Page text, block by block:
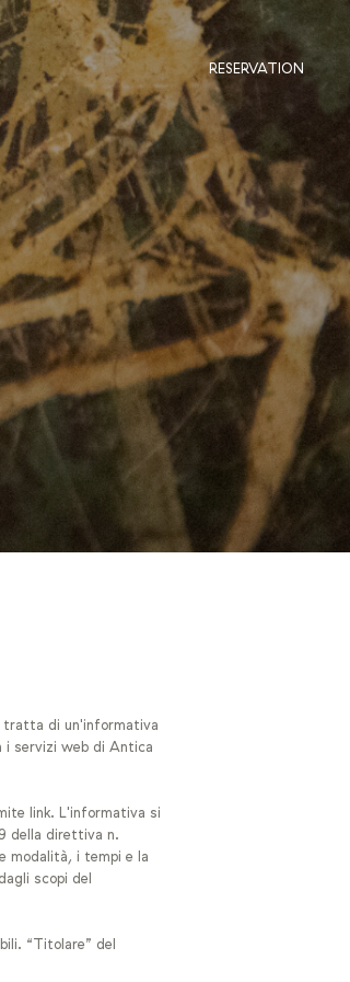
RESERVATION
tratta di un'informativa
i servizi web di Antica
link. L'informativa si
della direttiva n.
modalità, i tempi e la
scopi del
“Titolare” del